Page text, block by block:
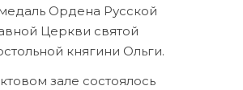
Ордена Русской
Церкви святой
княгини Ольги.
зале состоялось